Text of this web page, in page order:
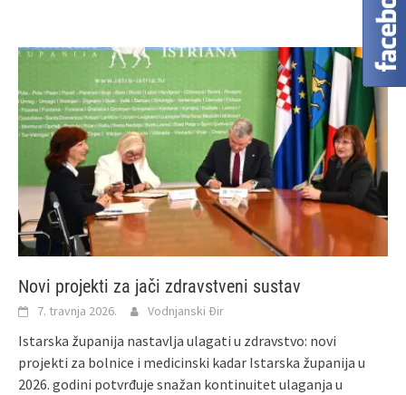
Novi projekti za jači zdravstveni sustav
7. travnja 2026. Vodnjanski Đir
Istarska županija nastavlja ulagati u zdravstvo: novi
projekti za bolnice i medicinski kadar Istarska županija u
2026. godini potvrđuje snažan kontinuitet ulaganja u